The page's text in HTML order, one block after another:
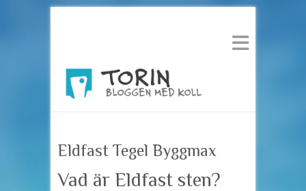
Eldfast Tegel Byggmax
Vad är Eldfast sten?